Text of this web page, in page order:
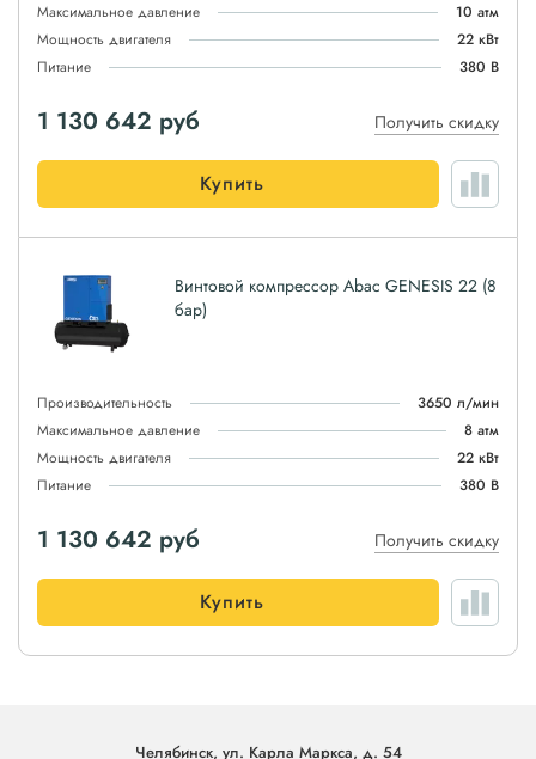
Максимальное давление
10 атм
Мощность двигателя
22 кВт
Питание
380 В
1 130 642 руб Получить скидку
Купить
Винтовой компрессор Abac GENESIS 22 (8
бар)
Производительность
3650 л/мин
Максимальное давление
8 атм
Мощность двигателя
22 кВт
Питание
380 В
1 130 642 руб Получить скидку
Купить
Челябинск, ул. Карла Маркса, д. 54